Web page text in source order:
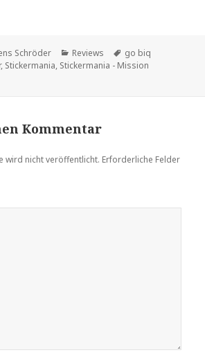
Schröder Kategorien
Reviews Schlagwörter
go biq
, Stickermania, Stickermania - Mission
Kommentar
wird nicht veröffentlicht. Erforderliche Felder